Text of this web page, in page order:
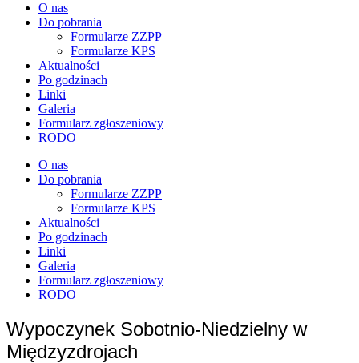
O nas
Do pobrania
Formularze ZZPP
Formularze KPS
Aktualności
Po godzinach
Linki
Galeria
Formularz zgłoszeniowy
RODO
O nas
Do pobrania
Formularze ZZPP
Formularze KPS
Aktualności
Po godzinach
Linki
Galeria
Formularz zgłoszeniowy
RODO
Wypoczynek Sobotnio-Niedzielny w
Międzyzdrojach